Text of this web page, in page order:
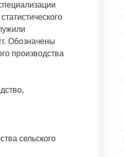
Обозначены
производства
сельского